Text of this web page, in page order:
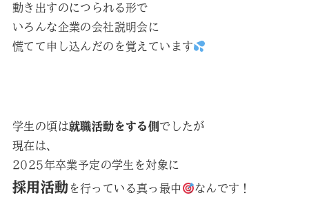
動き出すのにつられる形で
いろんな企業の会社説明会に
慌てて申し込んだのを覚えています
学生の頃は就職活動をする側 でしたが
現在は、
2025年卒業予定の学生を対象に
採用活動を行っている真っ最中 なんです！